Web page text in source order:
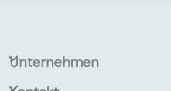
Unternehmen